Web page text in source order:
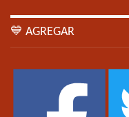
💙 AGREGAR